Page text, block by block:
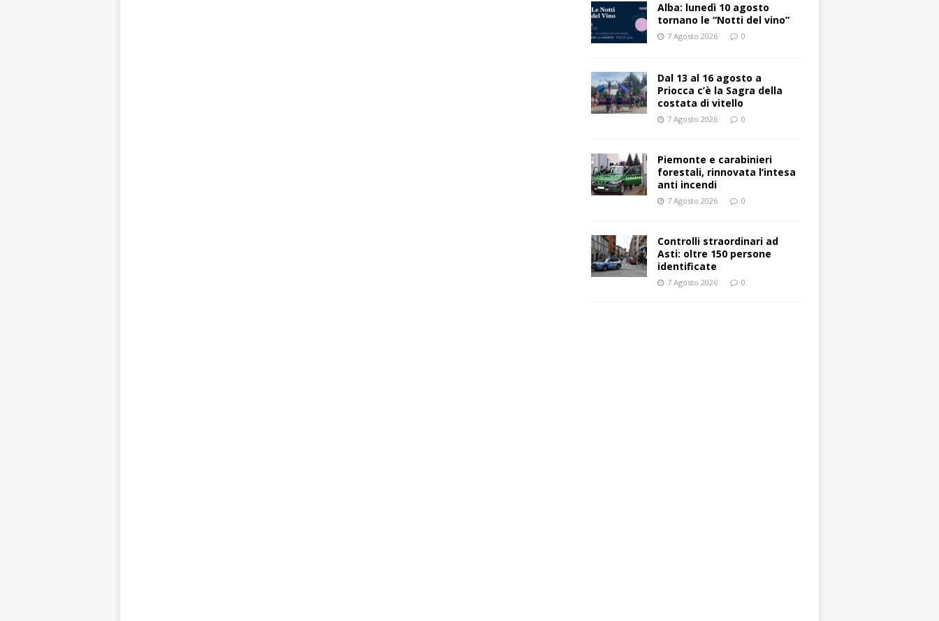
Alba: lunedì 10 agosto
tornano le “Notti del vino”
7 Agosto 2026 0
Dal 13 al 16 agosto a
Priocca c’è la Sagra della
costata di vitello
7 Agosto 2026 0
Piemonte e carabinieri
forestali, rinnovata l’intesa
anti incendi
7 Agosto 2026 0
Controlli straordinari ad
Asti: oltre 150 persone
identificate
7 Agosto 2026 0